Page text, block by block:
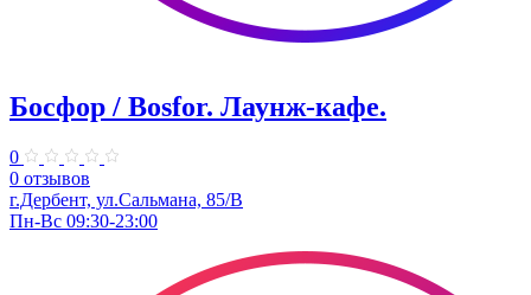
Босфор / Bosfor. ​Лаунж-кафе.
0
0 отзывов
г.Дербент, ул.​Сальмана, 85/В
Пн-Вс 09:30-23:00